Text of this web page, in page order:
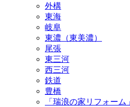
外構
東海
岐阜
東濃（東美濃）
尾張
東三河
西三河
鉄道
豊橋
「瑞浪の家リフォーム」